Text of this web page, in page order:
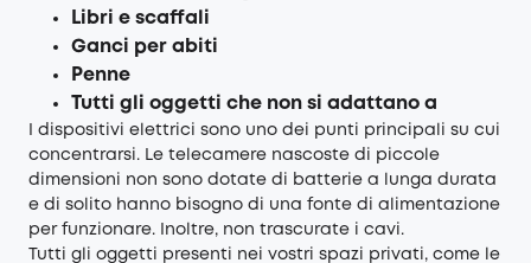
Libri e scaffali
Ganci per abiti
Penne
Tutti gli oggetti che non si adattano a
I dispositivi elettrici sono uno dei punti principali su cui
concentrarsi. Le telecamere nascoste di piccole
dimensioni non sono dotate di batterie a lunga durata
e di solito hanno bisogno di una fonte di alimentazione
per funzionare. Inoltre, non trascurate i cavi.
Tutti gli oggetti presenti nei vostri spazi privati, come le